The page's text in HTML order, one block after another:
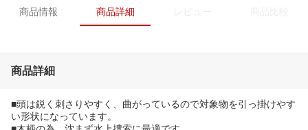
商品情報 商品詳細
商品詳細
■頭は鋭く刺さりやすく、曲がっているので対象物を引っ掛けやす
い形状になっています。